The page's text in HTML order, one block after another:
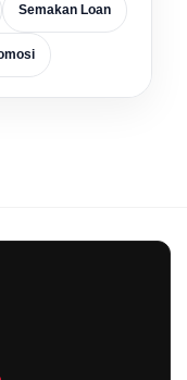
Semakan Loan